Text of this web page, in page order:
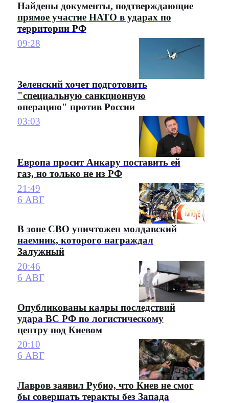
Найдены документы, подтверждающие
прямое участие НАТО в ударах по
территории РФ
09:28
Зеленский хочет подготовить
"специальную санкционную
операцию" против России
03:03
Европа просит Анкару поставить ей
газ, но только не из РФ
21:49
6 АВГ
В зоне СВО уничтожен молдавский
наемник, которого награждал
Залужный
20:46
6 АВГ
Опубликованы кадры последствий
удара ВС РФ по логистическому
центру под Киевом
20:10
6 АВГ
Лавров заявил Рубио, что Киев не смог
бы совершать теракты без Запада